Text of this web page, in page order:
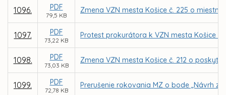
1096. PDF
79,5 KB
Zmena VZN mesta Košice č. 225 o
1097. PDF
73,22 KB
Protest prokurátora k VZN mesta Košice č.
1098. PDF
73,03 KB
Zmena VZN mesta Košice č. 212 o
1099. PDF
72,78 KB
Prerušenie rokovania MZ o bode „Návrh